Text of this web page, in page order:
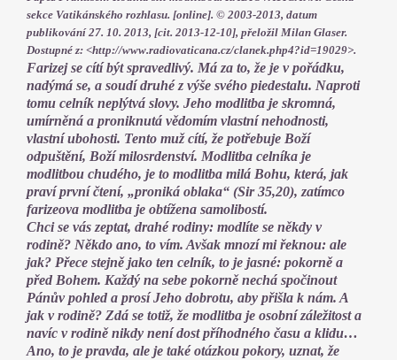
sekce Vatikánského rozhlasu. [online]. © 2003-2013, datum
publikování 27. 10. 2013, [cit. 2013-12-10], přeložil Milan Glaser.
Dostupné z: <http://www.radiovaticana.cz/clanek.php4?id=19029>.
Farizej se cítí být spravedlivý. Má za to, že je v pořádku,
nadýmá se, a soudí druhé z výše svého piedestalu. Naproti
tomu celník neplýtvá slovy. Jeho modlitba je skromná,
umírněná a proniknutá vědomím vlastní nehodnosti,
vlastní ubohosti. Tento muž cítí, že potřebuje Boží
odpuštění, Boží milosrdenství. Modlitba celníka je
modlitbou chudého, je to modlitba milá Bohu, která, jak
praví první čtení, „proniká oblaka“ (Sir 35,20), zatímco
farizeova modlitba je obtížena samolibostí.
Chci se vás zeptat, drahé rodiny: modlíte se někdy v
rodině? Někdo ano, to vím. Avšak mnozí mi řeknou: ale
jak? Přece stejně jako ten celník, to je jasné: pokorně a
před Bohem. Každý na sebe pokorně nechá spočinout
Pánův pohled a prosí Jeho dobrotu, aby přišla k nám. A
jak v rodině? Zdá se totiž, že modlitba je osobní záležitost a
navíc v rodině nikdy není dost příhodného času a klidu…
Ano, to je pravda, ale je také otázkou pokory, uznat, že